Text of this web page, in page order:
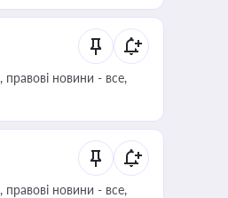
новини - все,
новини - все,